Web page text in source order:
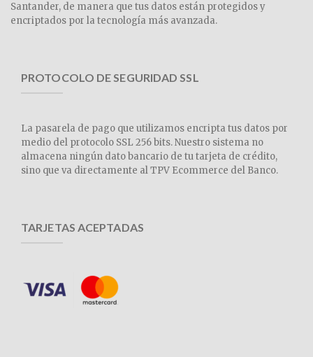
Santander, de manera que tus datos están protegidos y
encriptados por la tecnología más avanzada.
PROTOCOLO DE SEGURIDAD SSL
La pasarela de pago que utilizamos encripta tus datos por
medio del protocolo SSL 256 bits. Nuestro sistema no
almacena ningún dato bancario de tu tarjeta de crédito,
sino que va directamente al TPV Ecommerce del Banco.
TARJETAS ACEPTADAS